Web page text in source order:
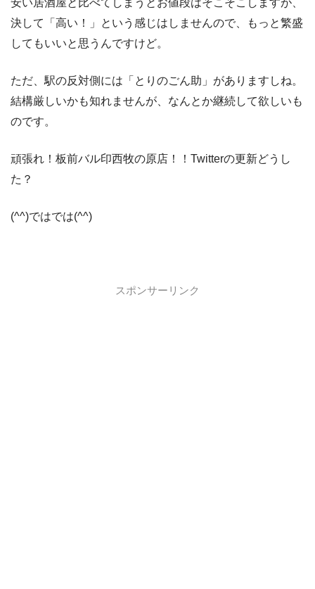
安い居酒屋と比べてしまうとお値段はそこそこしますが、
決して「高い！」という感じはしませんので、もっと繁盛
してもいいと思うんですけど。
ただ、駅の反対側には「とりのごん助」がありますしね。
結構厳しいかも知れませんが、なんとか継続して欲しいも
のです。
頑張れ！板前バル印西牧の原店！！Twitterの更新どうし
た？
(^^)ではでは(^^)
スポンサーリンク